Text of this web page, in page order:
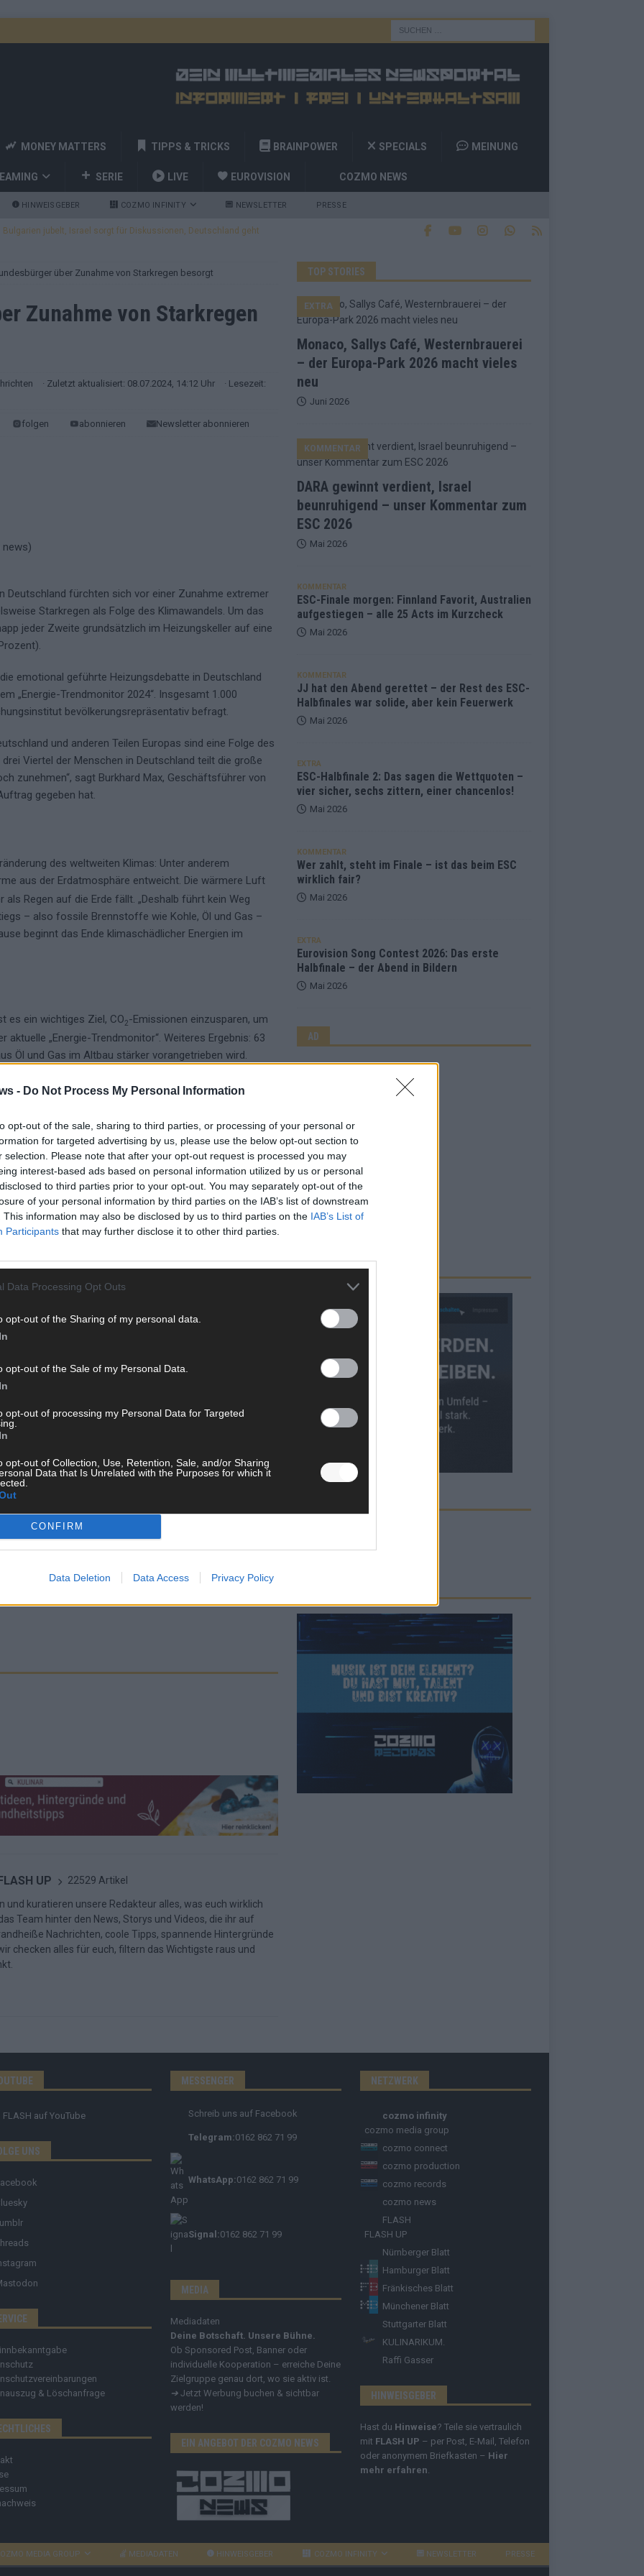
- Do Not Process My Personal Information
opt-out of the sale, sharing to third parties, or processing of your personal or
for targeted advertising by us, please use the below opt-out section to
selection. Please note that after your opt-out request is processed you may
interest-based ads based on personal information utilized by us or personal
to third parties prior to your opt-out. You may separately opt-out of the
of your personal information by third parties on the IAB’s list of downstream
This information may also be disclosed by us to third parties on the IAB’s List of
Participants that may further disclose it to other third parties.
Data Processing Opt Outs
opt-out of the Sharing of my personal data.
opt-out of the Sale of my Personal Data.
opt-out of processing my Personal Data for Targeted
opt-out of Collection, Use, Retention, Sale, and/or Sharing
Data that Is Unrelated with the Purposes for which it
CONFIRM
Data Deletion Data Access Privacy Policy
MONEY MATTERS TIPPS & TRICKS BRAINPOWER SPECIALS MEINUNG
SERIE LIVE EUROVISION COZMO NEWS
HINWEISGEBER COZMO INFINITY NEWSLETTER PRESSE
Bulgarien jubelt, Israel sorgt für Diskussionen, Deutschland geht
und Billy Joel – das ESC-Finale wird eine Party EUROVISION
– Startreihenfolge steht, Deutschland singt als Zweites!
– der Europa-Park 2026 macht vieles neu
beunruhigend – unser Kommentar zum ESC 2026
über Zunahme von Starkregen besorgt
Zunahme von Starkregen
· Zuletzt aktualisiert: 08.07.2024, 14:12 Uhr
· Lesezeit:
folgen abonnieren Newsletter abonnieren
Deutschland fürchten sich vor einer Zunahme extremer
Starkregen als Folge des Klimawandels. Um das
jeder Zweite grundsätzlich im Heizungskeller auf eine
emotional geführte Heizungsdebatte in Deutschland
„Energie-Trendmonitor 2024“. Insgesamt 1.000
bevölkerungsrepräsentativ befragt.
und anderen Teilen Europas sind eine Folge des
Viertel der Menschen in Deutschland teilt die große
zunehmen“, sagt Burkhard Max, Geschäftsführer von
gegeben hat.
des weltweiten Klimas: Unter anderem
aus der Erdatmosphäre entweicht. Die wärmere Luft
Regen auf die Erde fällt. „Deshalb führt kein Weg
– also fossile Brennstoffe wie Kohle, Öl und Gas –
beginnt das Ende klimaschädlicher Energien im
es ein wichtiges Ziel, CO2-Emissionen einzusparen, um
„Energie-Trendmonitor“. Weiteres Ergebnis: 63
Öl und Gas im Altbau stärker vorangetrieben wird.
wie nie zuvor: Beim Heizungstausch übernimmt die
der Kosten für die privaten Haushalte“, sagt Max. „Der
also nicht nur für die Umwelt, sondern auch fürs
UP 22529 Artikel
und kuratieren unsere Redakteur alles, was euch wirklich
Team hinter den News, Storys und Videos, die ihr auf
Nachrichten, coole Tipps, spannende Hintergründe
checken alles für euch, filtern das Wichtigste raus und
TOP STORIES
Monaco, Sallys Café, Westernbrauerei
– der Europa-Park 2026 macht vieles
neu
EXTRA
Juni 2026
DARA gewinnt verdient, Israel
beunruhigend – unser Kommentar zum
ESC 2026
KOMMENTAR
Mai 2026
KOMMENTAR
ESC-Finale morgen: Finnland Favorit, Australien
aufgestiegen – alle 25 Acts im Kurzcheck
Mai 2026
KOMMENTAR
JJ hat den Abend gerettet – der Rest des ESC-
Halbfinales war solide, aber kein Feuerwerk
Mai 2026
EXTRA
ESC-Halbfinale 2: Das sagen die Wettquoten –
vier sicher, sechs zittern, einer chancenlos!
Mai 2026
KOMMENTAR
Wer zahlt, steht im Finale – ist das beim ESC
wirklich fair?
Mai 2026
EXTRA
Eurovision Song Contest 2026: Das erste
Halbfinale – der Abend in Bildern
Mai 2026
AD
WERBE BEI UNS!
FLASH auf YouTube
UNS
& Löschanfrage
MESSENGER
Schreib uns auf Facebook
Telegram:0162 862 71 99
WhatsApp:0162 862 71 99
Signal:0162 862 71 99
MEDIA
Mediadaten
Deine Botschaft. Unsere Bühne.
Ob Sponsored Post, Banner oder
individuelle Kooperation – erreiche Deine
Zielgruppe genau dort, wo sie aktiv ist.
➔ Jetzt Werbung buchen & sichtbar
werden!
EIN ANGEBOT DER COZMO NEWS
NETZWERK
cozmo infinity
cozmo media group
cozmo connect
cozmo production
cozmo records
cozmo news
FLASH
FLASH UP
Nürnberger Blatt
Hamburger Blatt
Fränkisches Blatt
Münchener Blatt
Stuttgarter Blatt
KULINARIKUM.
Raffi Gasser
HINWEISGEBER
Hast du Hinweise? Teile sie vertraulich
mit FLASH UP – per Post, E-Mail, Telefon
oder anonymem Briefkasten – Hier
mehr erfahren
MEDIA GROUP MEDIADATEN HINWEISGEBER COZMO INFINITY NEWSLETTER PRESSE